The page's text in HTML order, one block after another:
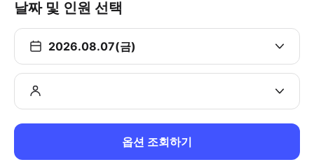
날짜 및 인원 선택
2026.08.07(금)
옵션 조회하기